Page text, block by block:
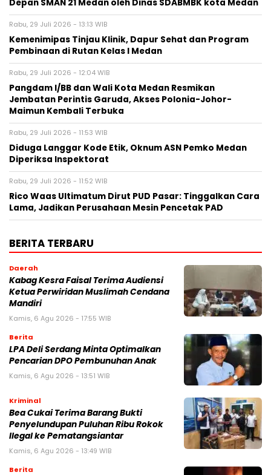
Depan SMAN 21 Medan oleh Dinas SDABMBK kota Medan
Rabu, 29 Juli 2026 - 13:13 WIB
Kemenimipas Tinjau Klinik, Dapur Sehat dan Program
Pembinaan di Rutan Kelas I Medan
Rabu, 29 Juli 2026 - 12:04 WIB
Pangdam I/BB dan Wali Kota Medan Resmikan
Jembatan Perintis Garuda, Akses Polonia-Johor-
Maimun Kembali Terbuka
Rabu, 29 Juli 2026 - 11:53 WIB
Diduga Langgar Kode Etik, Oknum ASN Pemko Medan
Diperiksa Inspektorat
Rabu, 29 Juli 2026 - 11:52 WIB
Rico Waas Ultimatum Dirut PUD Pasar: Tinggalkan Cara
Lama, Jadikan Perusahaan Mesin Pencetak PAD
BERITA TERBARU
Daerah
Kabag Kesra Faisal Terima Audiensi
Ketua Perwiridan Muslimah Cendana
Mandiri
Kamis, 6 Agu 2026 - 17:55 WIB
Berita
LPA Deli Serdang Minta Optimalkan
Pencarian DPO Pembunuhan Anak
Kamis, 6 Agu 2026 - 13:51 WIB
Kriminal
Bea Cukai Terima Barang Bukti
Penyelundupan Puluhan Ribu Rokok
Ilegal ke Pematangsiantar
Kamis, 6 Agu 2026 - 13:49 WIB
Berita